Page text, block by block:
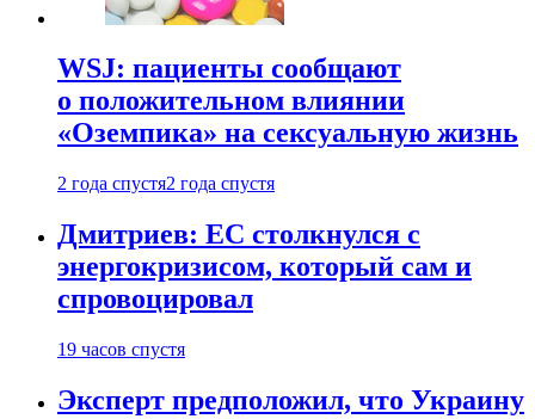
WSJ: пациенты сообщают
о положительном влиянии
«Оземпика» на сексуальную жизнь
2 года спустя2 года спустя
Дмитриев: ЕС столкнулся с
энергокризисом, который сам и
спровоцировал
19 часов спустя
Эксперт предположил, что Украину